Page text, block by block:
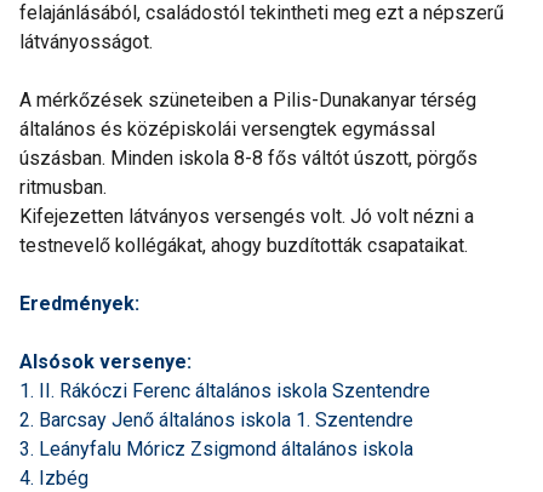
felajánlásából, családostól tekintheti meg ezt a népszerű
látványosságot.
A mérkőzések szüneteiben a Pilis-Dunakanyar térség
általános és középiskolái versengtek egymással
úszásban. Minden iskola 8-8 fős váltót úszott, pörgős
ritmusban.
Kifejezetten látványos versengés volt. Jó volt nézni a
testnevelő kollégákat, ahogy buzdították csapataikat.
Eredmények:
Alsósok versenye:
1. II. Rákóczi Ferenc általános iskola Szentendre
2. Barcsay Jenő általános iskola 1. Szentendre
3. Leányfalu Móricz Zsigmond általános iskola
4. Izbég